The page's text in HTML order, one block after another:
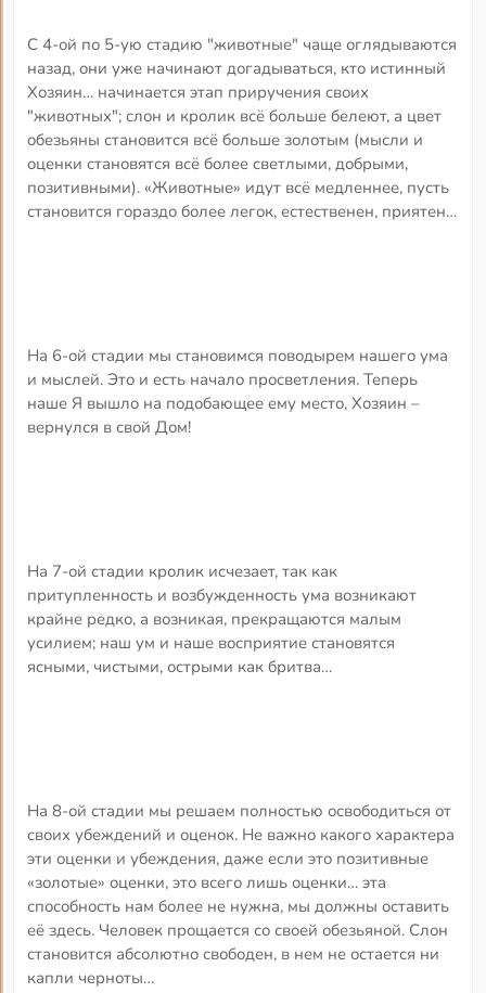
С 4-ой по 5-ую стадию "животные" чаще оглядываются
назад, они уже начинают догадываться, кто истинный
Хозяин… начинается этап приручения своих
"животных"; слон и кролик всё больше белеют, а цвет
обезьяны становится всё больше золотым (мысли и
оценки становятся всё более светлыми, добрыми,
позитивными). «Животные» идут всё медленнее, пусть
становится гораздо более легок, естественен, приятен…
На 6-ой стадии мы становимся поводырем нашего ума
и мыслей. Это и есть начало просветления. Теперь
наше Я вышло на подобающее ему место, Хозяин –
вернулся в свой Дом!
На 7-ой стадии кролик исчезает, так как
притупленность и возбужденность ума возникают
крайне редко, а возникая, прекращаются малым
усилием; наш ум и наше восприятие становятся
ясными, чистыми, острыми как бритва…
На 8-ой стадии мы решаем полностью освободиться от
своих убеждений и оценок. Не важно какого характера
эти оценки и убеждения, даже если это позитивные
«золотые» оценки, это всего лишь оценки… эта
способность нам более не нужна, мы должны оставить
её здесь. Человек прощается со своей обезьяной. Слон
становится абсолютно свободен, в нем не остается ни
капли черноты…